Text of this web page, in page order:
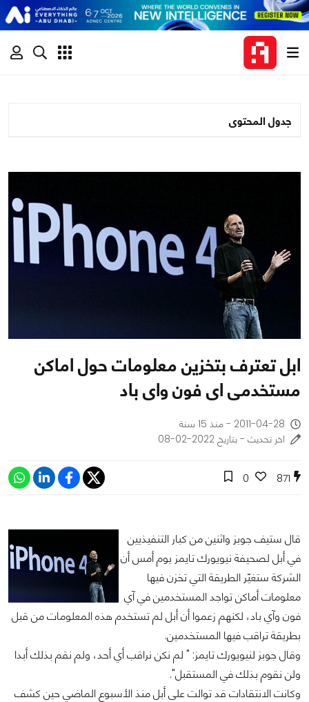
جدول المحتوى
ابل تعترف بتخزين معلومات حول اماكن
مستخدمى اى فون واى باد
2011-04-28 - منذ 15 سنة
اخر تحديث - بتاريخ 2022-02-08
871
0
قال ستيف جوبز واثنين من كبار التنفيذيين
في أبل لصحيفة نيويورك تايمز يوم أمس أن
الشركة ستغيّر الطريقة التي تخزن فيها
معلومات أماكن تواجد المستخدمين في آي
فون وآي باد، لكنهم زعموا أن أبل لم تستخدم هذه المعلومات من قبل
بطريقة تراقب فيها المستخدمين.
وقال جوبز لنيويورك تايمز: " لم نكن نراقب أي أحد، ولم نقم بذلك أبدا
ولن نقوم بذلك في المستقبل".
وكانت الانتقادات قد توالت على أبل منذ الأسبوع الماضي حين كشف